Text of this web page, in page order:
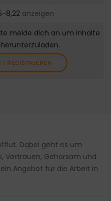
8,22 anzeigen
melde dich an um Inhalte
REGISTRIEREN
Dabei geht es um
Vertrauen, Gehorsam und
Angebot für die Arbeit in